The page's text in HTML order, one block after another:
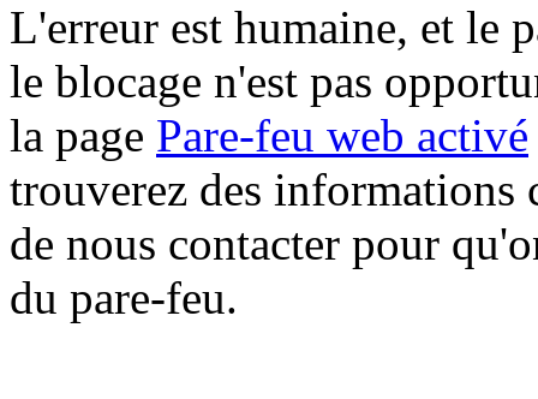
L'erreur est humaine, et le
le blocage n'est pas
la page Pare-feu web activé
trouverez des informations
de nous contacter pour
du pare-feu.